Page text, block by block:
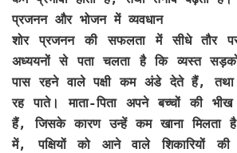
प्रजनन और भोजन में व्यवधान
शोर प्रजनन की सफलता में सीधे तौर
अध्ययनों से पता चलता है कि व्यस्त
पास रहने वाले पक्षी कम अंडे देते हैं,
रह पाते। माता-पिता अपने बच्चों की
हैं, जिसके कारण उन्हें कम खाना मिलता
में, पक्षियों को आने वाले शिकारियों